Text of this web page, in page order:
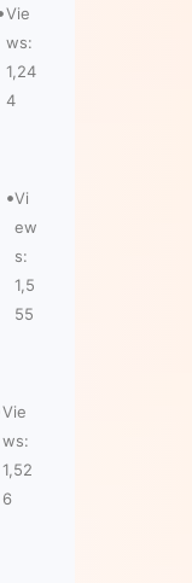
Vie
ws:
1,24
4
Vi
ew
s:
1,5
55
Vie
ws:
1,52
6